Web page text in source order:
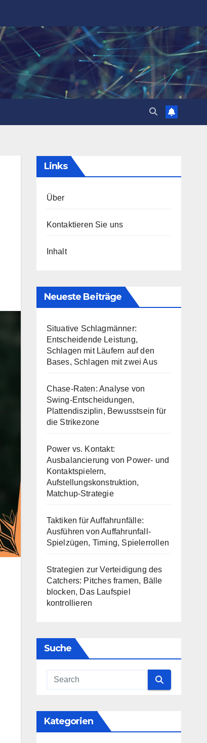
Links
Über
Kontaktieren Sie uns
Inhalt
Neueste Beiträge
Situative Schlagmänner:
Entscheidende Leistung,
Schlagen mit Läufern auf den
Bases, Schlagen mit zwei Aus
Chase-Raten: Analyse von
Swing-Entscheidungen,
Plattendisziplin, Bewusstsein für
die Strikezone
Power vs. Kontakt:
Ausbalancierung von Power- und
Kontaktspielern,
Aufstellungskonstruktion,
Matchup-Strategie
Taktiken für Auffahrunfälle:
Ausführen von Auffahrunfall-
Spielzügen, Timing, Spielerrollen
Strategien zur Verteidigung des
Catchers: Pitches framen, Bälle
blocken, Das Laufspiel
kontrollieren
Suche
Kategorien